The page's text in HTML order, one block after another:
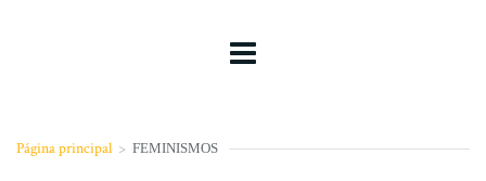
Página principal > FEMINISMOS